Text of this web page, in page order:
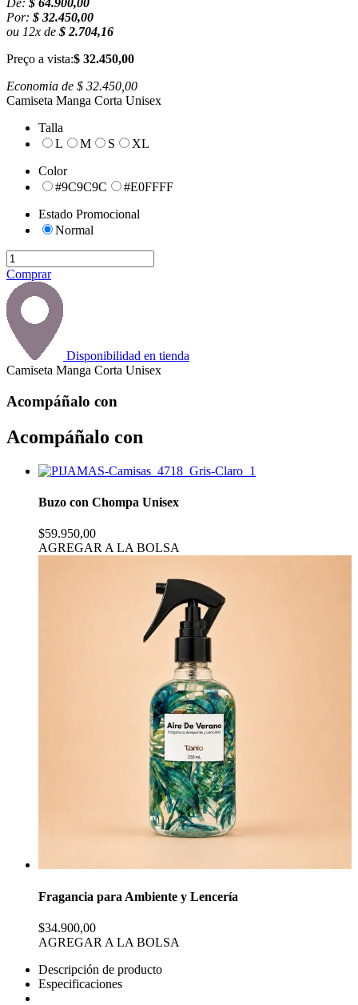
De: $ 64.900,00
Por: $ 32.450,00
ou 12x de $ 2.704,16
Preço a vista:$ 32.450,00
Economia de $ 32.450,00
Camiseta Manga Corta Unisex
Talla
L
M S
XL
Color
#9C9C9C
#E0FFFF
Estado Promocional
Normal
Comprar
Disponibilidad en tienda
Camiseta Manga Corta Unisex
Acompáñalo con
Acompáñalo con
Buzo con Chompa Unisex
$59.950,00
AGREGAR A LA BOLSA
Fragancia para Ambiente y Lencería
$34.900,00
AGREGAR A LA BOLSA
Descripción de producto
Especificaciones